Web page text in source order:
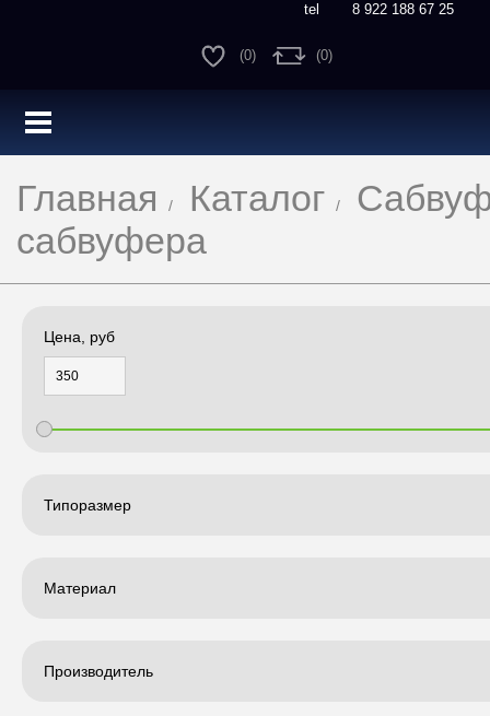
8 922 188 67 25
(0) (0)
Главная Каталог
сабвуфера
Цена, руб
Типоразмер
Материал
Производитель